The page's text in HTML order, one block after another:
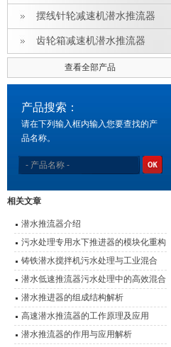
摆线针轮减速机潜水推流器
齿轮箱减速机潜水推流器
查看全部产品
产品搜索：
请在下列输入框内输入您要查找的产
品名称。
相关文章
潜水推流器介绍
污水处理专用水下推进器的模块化重构
与效能优化
铸铁潜水搅拌机污水处理与工业混合
的“隐形推手”
潜水低速推流器污水处理中的高效混合
动力
潜水推进器的组成结构解析
高速潜水推流器的工作原理及应用
潜水推流器的作用与应用解析